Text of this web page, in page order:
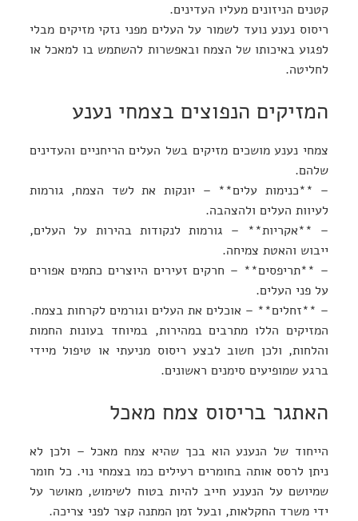
קטנים הניזונים מעליו העדינים.
ריסוס נענע נועד לשמור על העלים מפני נזקי מזיקים מבלי
לפגוע באיכותו של הצמח ובאפשרות להשתמש בו למאכל או
לחליטה.
המזיקים הנפוצים בצמחי נענע
צמחי נענע מושכים מזיקים בשל העלים הריחניים והעדינים
שלהם.
– **כנימות עלים** – יונקות את לשד הצמח, גורמות
לעיוות העלים ולהצהבה.
– **אקריות** – גורמות לנקודות בהירות על העלים,
ייבוש והאטת צמיחה.
– **תריפסים** – חרקים זעירים היוצרים כתמים אפורים
על פני העלים.
– **זחלים** – אוכלים את העלים וגורמים לקרחות בצמח.
המזיקים הללו מתרבים במהירות, במיוחד בעונות החמות
והלחות, ולכן חשוב לבצע ריסוס מניעתי או טיפול מיידי
ברגע שמופיעים סימנים ראשונים.
האתגר בריסוס צמח מאכל
הייחוד של הנענע הוא בכך שהיא צמח מאכל – ולכן לא
ניתן לרסס אותה בחומרים רעילים כמו בצמחי נוי. כל חומר
שמיושם על הנענע חייב להיות בטוח לשימוש, מאושר על
ידי משרד החקלאות, ובעל זמן המתנה קצר לפני צריכה.